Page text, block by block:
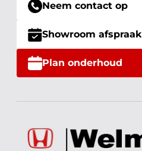
Neem contact op
Showroom afspraak
Plan onderhoud